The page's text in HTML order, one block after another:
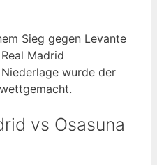
Sieg gegen Levante
Madrid
wurde der
vs Osasuna